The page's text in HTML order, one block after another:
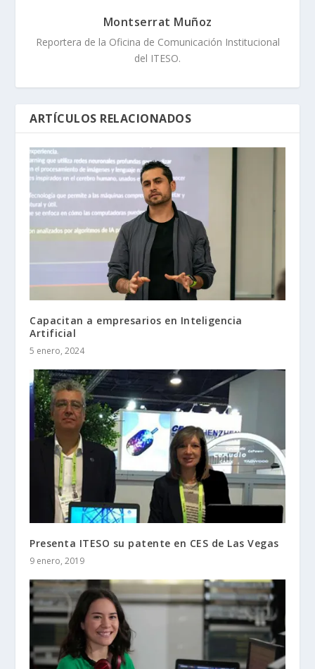
Montserrat Muñoz
Reportera de la Oficina de Comunicación Institucional
del ITESO.
ARTÍCULOS RELACIONADOS
Capacitan a empresarios en Inteligencia
Artificial
5 enero, 2024
Presenta ITESO su patente en CES de Las Vegas
9 enero, 2019